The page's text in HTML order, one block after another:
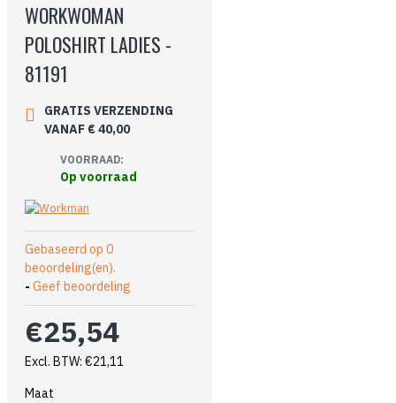
WORKWOMAN
POLOSHIRT LADIES -
81191
GRATIS VERZENDING
VANAF € 40,00
VOORRAAD:
Op voorraad
Gebaseerd op 0
beoordeling(en).
- Geef beoordeling
€25,54
Excl. BTW: €21,11
Maat